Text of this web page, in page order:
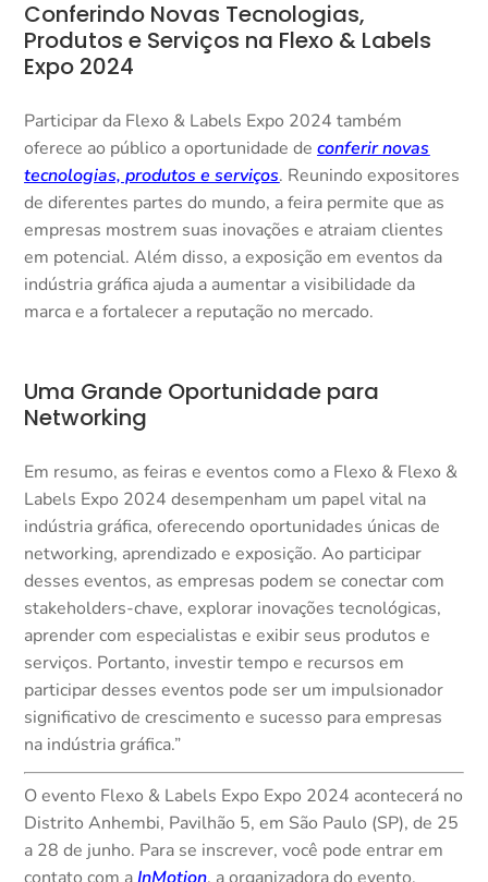
Conferindo Novas Tecnologias,
Produtos e Serviços na Flexo & Labels
Expo 2024
Participar da Flexo & Labels Expo 2024 também
oferece ao público a oportunidade deconferir novas
tecnologias, produtos e serviços. Reunindo expositores
de diferentes partes do mundo, a feira permite que as
empresas mostrem suas inovações e atraiam clientes
em potencial. Além disso, a exposição em eventos da
indústria gráfica ajuda a aumentar a visibilidade da
marca e a fortalecer a reputação no mercado.
Uma Grande Oportunidade para
Networking
Em resumo, as feiras e eventos como a Flexo & Flexo &
Labels Expo 2024 desempenham um papel vital na
indústria gráfica, oferecendo oportunidades únicas de
networking, aprendizado e exposição. Ao participar
desses eventos, as empresas podem se conectar com
stakeholders-chave, explorar inovações tecnológicas,
aprender com especialistas e exibir seus produtos e
serviços. Portanto, investir tempo e recursos em
participar desses eventos pode ser um impulsionador
significativo de crescimento e sucesso para empresas
na indústria gráfica.”
O evento Flexo & Labels Expo Expo 2024 acontecerá no
Distrito Anhembi, Pavilhão 5, em São Paulo (SP), de 25
a 28 de junho. Para se inscrever, você pode entrar em